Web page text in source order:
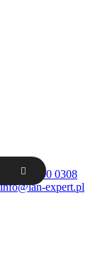
+48 62 300 0308
info@lan-expert.pl